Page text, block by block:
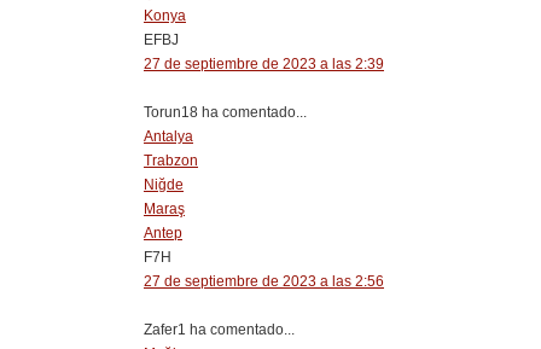
Konya
EFBJ
27 de septiembre de 2023 a las 2:39
Torun18 ha comentado...
Antalya
Trabzon
Niğde
Maraş
Antep
F7H
27 de septiembre de 2023 a las 2:56
Zafer1 ha comentado...